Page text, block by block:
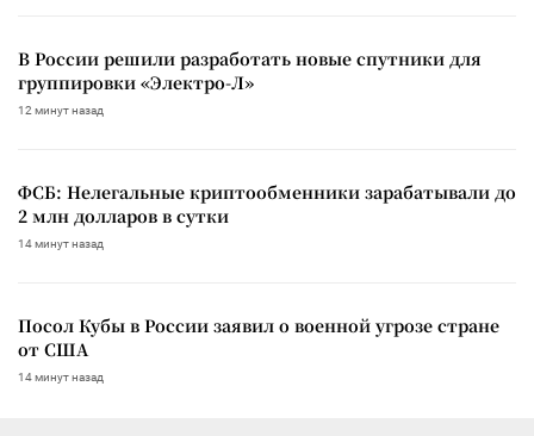
В России решили разработать новые спутники для
группировки «Электро-Л»
12 минут назад
ФСБ: Нелегальные криптообменники зарабатывали до
2 млн долларов в сутки
14 минут назад
Посол Кубы в России заявил о военной угрозе стране
от США
14 минут назад